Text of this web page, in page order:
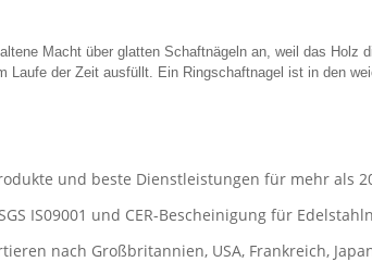
Macht über glatten Schaftnägeln an, weil das
Laufe der Zeit ausfüllt. Ein Ringschaftnagel ist in den
und beste Dienstleistungen für mehr als
IS09001 und CER-Bescheinigung für
nach Großbritannien, USA, Frankreich,